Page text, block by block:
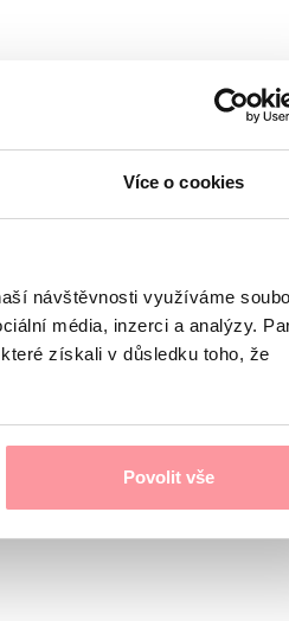
Více o cookies
návštěvnosti využíváme
média, inzerci a analýzy.
získali v důsledku toho, že
Povolit vše